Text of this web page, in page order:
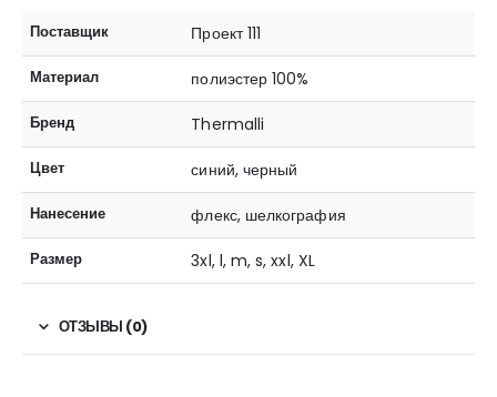
Поставщик Проект 111
Материал полиэстер 100%
Бренд Thermalli
Цвет синий, черный
Нанесение флекс, шелкография
Размер 3xl, l, m, s, xxl, XL
ОТЗЫВЫ (0)